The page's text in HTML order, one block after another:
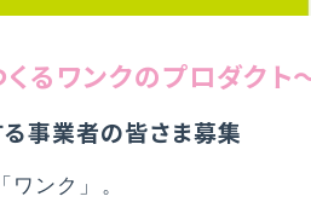
ワンクのプロダクト～
る事業者の皆さま募集
ンク」。